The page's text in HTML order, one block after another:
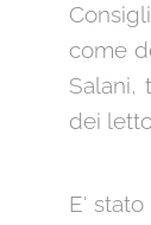
come
Salani,
dei
E'